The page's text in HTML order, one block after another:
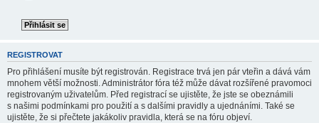
REGISTROVAT
Pro přihlášení musíte být registrován. Registrace trvá jen pár vteřin a dává vám
mnohem větší možnosti. Administrátor fóra též může dávat rozšířené pravomoci
registrovaným uživatelům. Před registrací se ujistěte, že jste se obeznámili
s našimi podmínkami pro použití a s dalšími pravidly a ujednáními. Také se
ujistěte, že si přečtete jakákoliv pravidla, která se na fóru objeví.